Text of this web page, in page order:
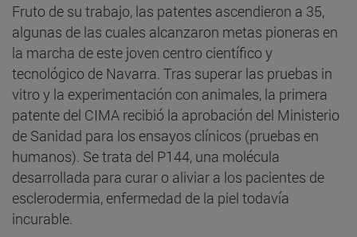
Fruto de su trabajo, las patentes ascendieron a 35,
algunas de las cuales alcanzaron metas pioneras en
la marcha de este joven centro científico y
tecnológico de Navarra. Tras superar las pruebas in
vitro y la experimentación con animales, la primera
patente del CIMA recibió la aprobación del Ministerio
de Sanidad para los ensayos clínicos (pruebas en
humanos). Se trata del P144, una molécula
desarrollada para curar o aliviar a los pacientes de
esclerodermia, enfermedad de la piel todavía
incurable.